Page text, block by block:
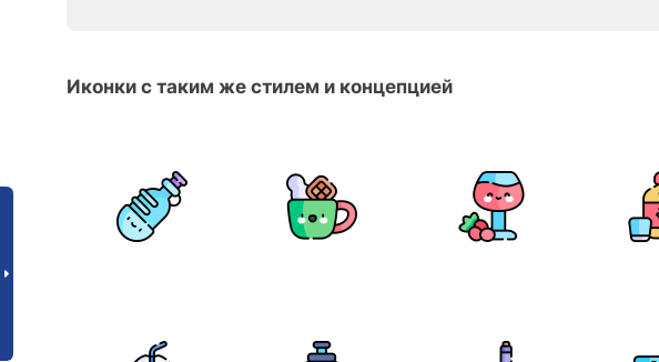
Иконки с таким же стилем и концепцией